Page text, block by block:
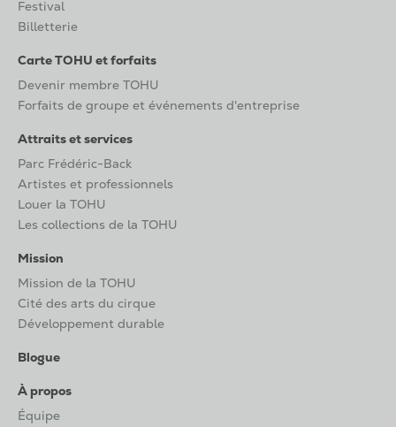
Festival
Billetterie
Carte TOHU et forfaits
Devenir membre TOHU
Forfaits de groupe et événements d'entreprise
Attraits et services
Parc Frédéric-Back
Artistes et professionnels
Louer la TOHU
Les collections de la TOHU
Mission
Mission de la TOHU
Cité des arts du cirque
Développement durable
Blogue
À propos
Équipe